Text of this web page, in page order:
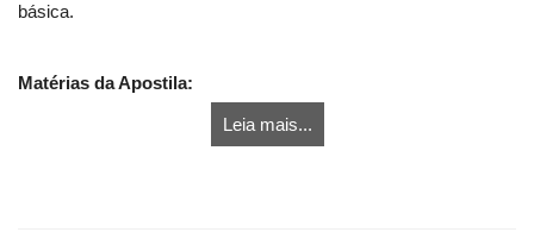
básica.
Matérias da Apostila:
Leia mais...